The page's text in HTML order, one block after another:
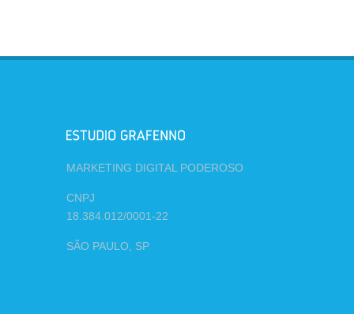
MARKETING DIGITAL PODEROSO
CNPJ
18.384.012/0001-22
SÃO PAULO, SP